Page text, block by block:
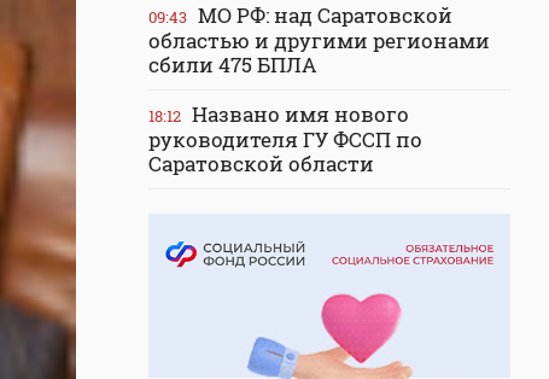
09:43 МО РФ: над Саратовской
областью и другими регионами
сбили 475 БПЛА
18:12 Названо имя нового
руководителя ГУ ФССП по
Саратовской области